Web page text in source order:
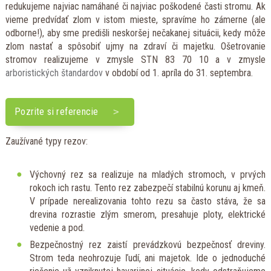
redukujeme najviac namáhané či najviac poškodené časti stromu. Ak
vieme predvídať zlom v istom mieste, spravíme ho zámerne (ale
odborne!), aby sme predišli neskoršej nečakanej situácii, kedy môže
zlom nastať a spôsobiť ujmy na zdraví či majetku. Ošetrovanie
stromov realizujeme v zmysle STN 83 70 10 a v zmysle
arboristických štandardovv období od 1. apríla do 31. septembra.
Pozrite si referencie
Zaužívané typy rezov:
Výchovný rez sa realizuje na mladých stromoch, v prvých
rokoch ich rastu. Tento rez zabezpečí stabilnú korunu aj kmeň.
V prípade nerealizovania tohto rezu sa často stáva, že sa
drevina rozrastie zlým smerom, presahuje ploty, elektrické
vedenie a pod.
Bezpečnostný rez zaistí prevádzkovú bezpečnosť dreviny.
Strom teda neohrozuje ľudí, ani majetok. Ide o jednoduché